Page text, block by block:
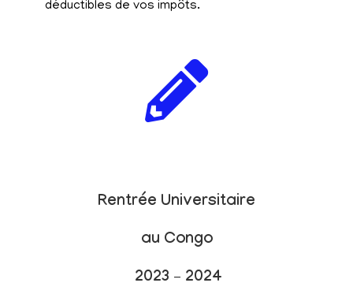
déductibles de vos impôts.
Rentrée Universitaire
au Congo
2023 – 2024